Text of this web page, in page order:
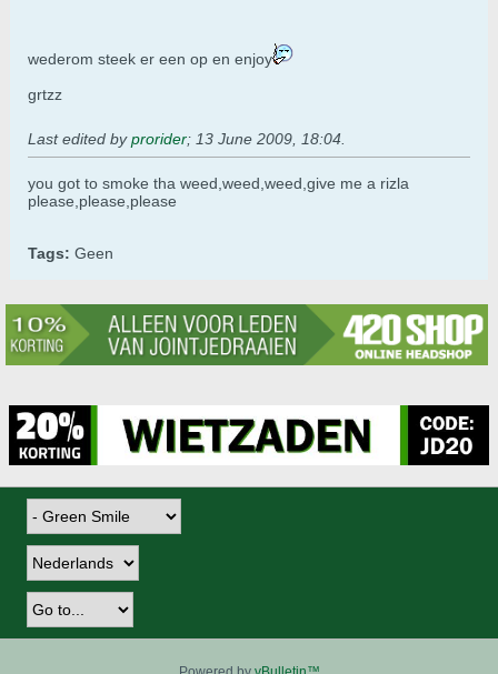
wederom steek er een op en enjoy
grtzz
Last edited byprorider; 13 June 2009, 18:04
you got to smoke tha weed,weed,weed,give me a rizla
please,please,please
Tags: Geen